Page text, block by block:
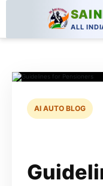
ALL
AI AUTO BLOG